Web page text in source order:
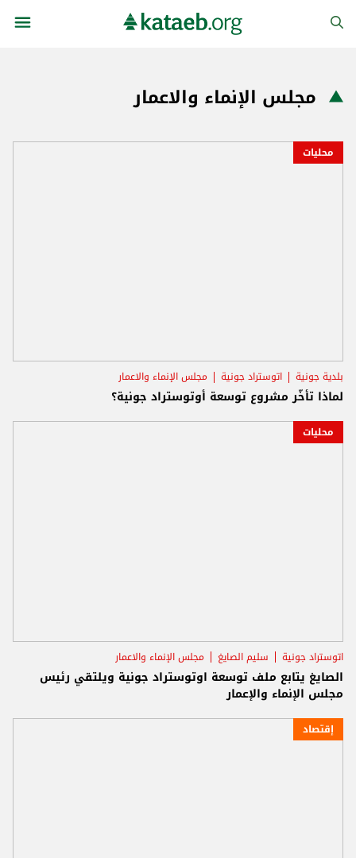
مجلس الإنماء والاعمار
محليات
بلدية جونية اتوستراد جونية مجلس الإنماء والاعمار
لماذا تأخّر مشروع توسعة أوتوستراد جونية؟
محليات
اتوستراد جونية سليم الصايغ مجلس الإنماء والاعمار
الصايغ يتابع ملف توسعة اوتوستراد جونية ويلتقي رئيس
مجلس الإنماء والإعمار
إقتصاد